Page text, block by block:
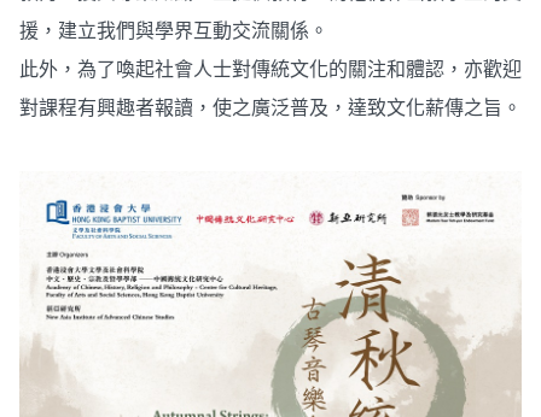
援，建立我們與學界互動交流關係。
此外，為了喚起社會人士對傳統文化的關注和體認，亦歡迎
對課程有興趣者報讀，使之廣泛普及，達致文化薪傳之旨。